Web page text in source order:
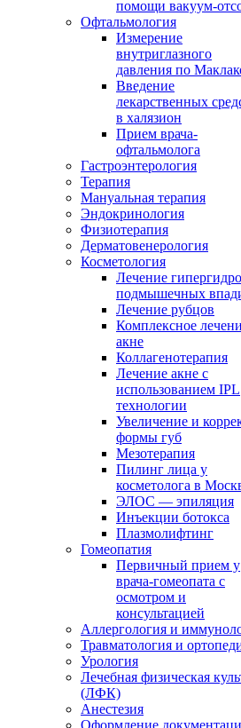
помощи вакуум-
Офтальмология
Измерение
внутриглазного
давления по
Введение
лекарственных
в халязион
Прием врача-
офтальмолога
Гастроэнтерология
Терапия
Мануальная терапия
Эндокринология
Физиотерапия
Дерматовенерология
Косметология
Лечение
подмышечных
Лечение рубцов
Комплексное
акне
Коллагенотерапия
Лечение акне с
использованием IPL
технологии
Увеличение и
формы губ
Мезотерапия
Пилинг лица у
косметолога в
ЭЛОС — эпиляция
Инъекции ботокса
Плазмолифтинг
Гомеопатия
Первичный прием у
врача-гомеопата с
осмотром и
консультацией
Аллергология и
Травматология и
Урология
Лечебная физическая
(ЛФК)
Анестезия
Оформление